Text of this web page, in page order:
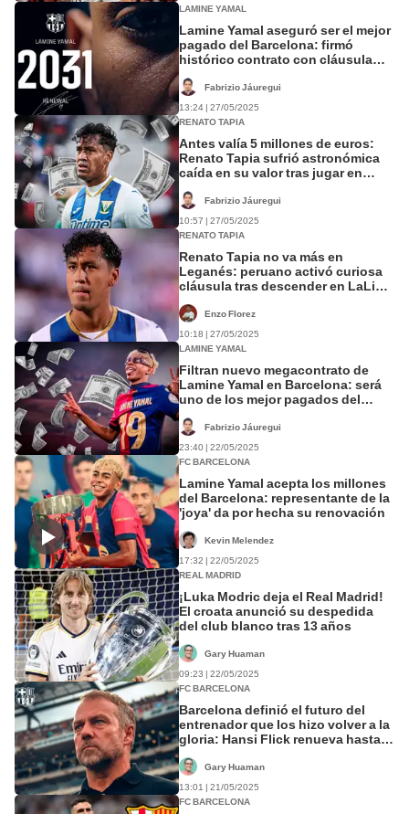
LAMINE YAMAL
Lamine Yamal aseguró ser el mejor
pagado del Barcelona: firmó
histórico contrato con cláusula
Fabrizio Jáuregui
13:24 | 27/05/2025
RENATO TAPIA
Antes valía 5 millones de euros:
Renato Tapia sufrió astronómica
caída en su valor tras jugar en
Fabrizio Jáuregui
10:57 | 27/05/2025
RENATO TAPIA
Renato Tapia no va más en
Leganés: peruano activó curiosa
cláusula tras descender en LaLiga
Enzo Florez
10:18 | 27/05/2025
LAMINE YAMAL
Filtran nuevo megacontrato de
Lamine Yamal en Barcelona: será
uno de los mejor pagados del
Fabrizio Jáuregui
23:40 | 22/05/2025
FC BARCELONA
Lamine Yamal acepta los millones
del Barcelona: representante de la
'joya' da por hecha su renovación
Kevin Melendez
17:32 | 22/05/2025
REAL MADRID
¡Luka Modric deja el Real Madrid!
El croata anunció su despedida
del club blanco tras 13 años
Gary Huaman
09:23 | 22/05/2025
FC BARCELONA
Barcelona definió el futuro del
entrenador que los hizo volver a la
gloria: Hansi Flick renueva hasta
Gary Huaman
13:01 | 21/05/2025
FC BARCELONA